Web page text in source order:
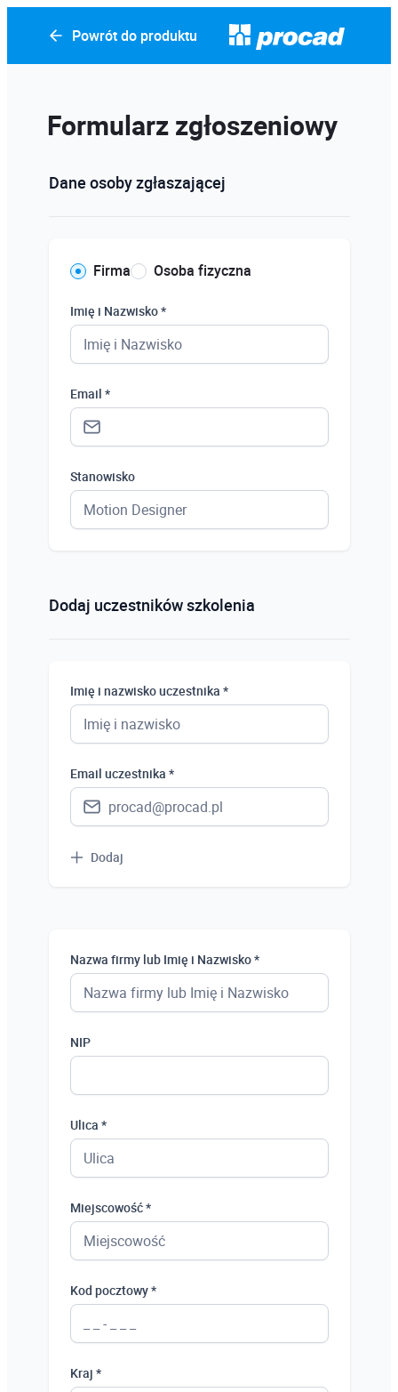
Powrót do produktu
Formularz zgłoszeniowy
Dane osoby zgłaszającej
Firma Osoba fizyczna
Imię i Nazwisko *
Email *
Stanowisko
Dodaj uczestników szkolenia
Imię i nazwisko uczestnika *
Email uczestnika *
Dodaj
Nazwa firmy lub Imię i Nazwisko *
NIP
Ulica *
Miejscowość *
Kod pocztowy *
Kraj *
Uczeń
Bezrobotny